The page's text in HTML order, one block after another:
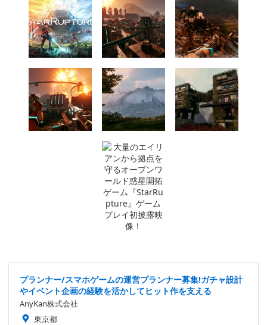
プランナー/スマホゲームの運営プランナー募集!ガチャ設計
やイベント企画の経験を活かしてヒット作を支える
AnyKan株式会社
東京都